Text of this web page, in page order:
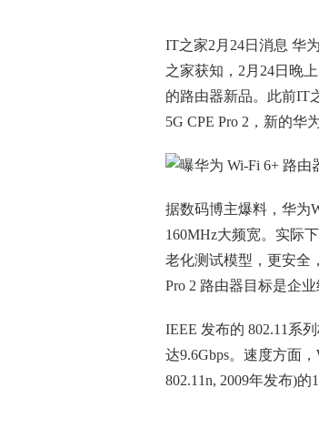
IT之家2月24日消息 华
之家获知，2月24日晚
的路由器新品。此前IT
5G CPE Pro 2，新的华
据数码博主爆料， 华为
160MHz大频宽。实际
老化测试模型，更安全
Pro 2 路由器目标是企业
IEEE 发布的 802.11系
达9.6Gbps。速度方面
802.11n, 2009年发布)的